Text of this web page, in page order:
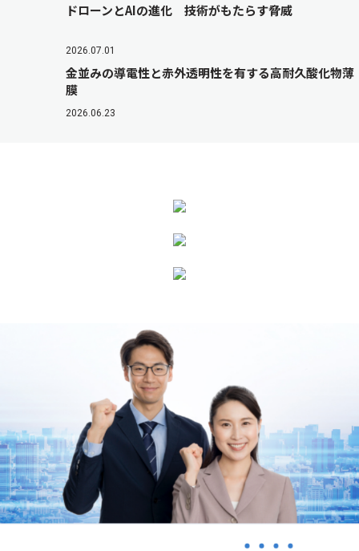
ドローンとAIの進化 技術がもたらす脅威
2026.07.01
金並みの導電性と赤外透明性を有する高耐久酸化物薄
膜
2026.06.23